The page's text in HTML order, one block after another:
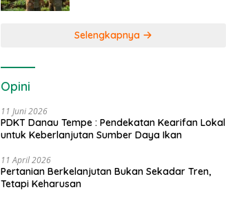
Selengkapnya
Opini
11 Juni 2026
PDKT Danau Tempe : Pendekatan Kearifan Lokal
untuk Keberlanjutan Sumber Daya Ikan
11 April 2026
Pertanian Berkelanjutan Bukan Sekadar Tren,
Tetapi Keharusan